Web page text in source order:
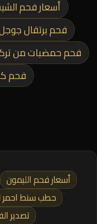
أسعار فحم
فحم برتقال
فحم حمضيات من
فحم
أسعار فحم الليمون
حطب سنط
تصدير